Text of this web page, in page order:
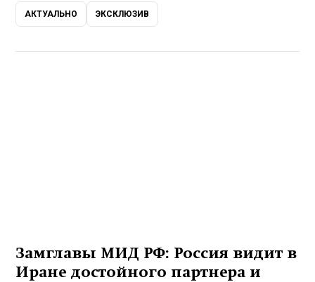
АКТУАЛЬНО ЭКСКЛЮЗИВ
Замглавы МИД РФ: Россия видит в
Иране достойного партнера и